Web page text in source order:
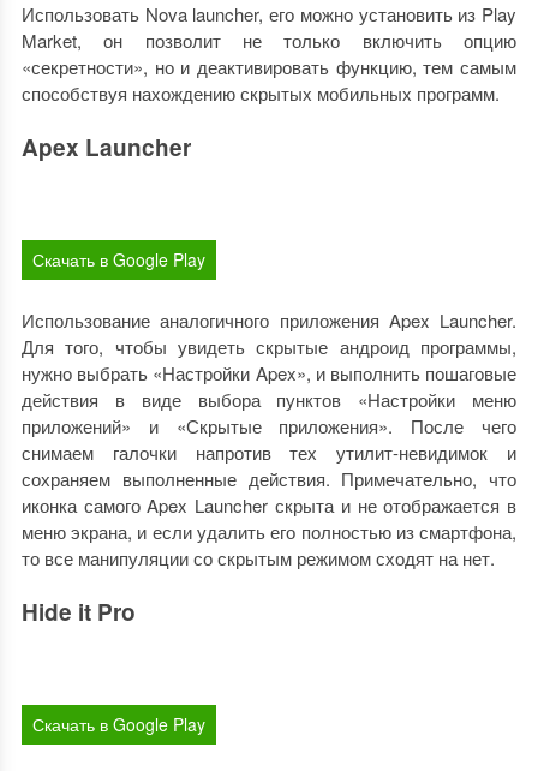
Использовать Nova launcher, его можно установить из Play
Market, он позволит не только включить опцию
«секретности», но и деактивировать функцию, тем самым
способствуя нахождению скрытых мобильных программ.
Apex Launcher
Скачать в Google Play
Использование аналогичного приложения Apex Launcher.
Для того, чтобы увидеть скрытые андроид программы,
нужно выбрать «Настройки Apex», и выполнить пошаговые
действия в виде выбора пунктов «Настройки меню
приложений» и «Скрытые приложения». После чего
снимаем галочки напротив тех утилит-невидимок и
сохраняем выполненные действия. Примечательно, что
иконка самого Apex Launcher скрыта и не отображается в
меню экрана, и если удалить его полностью из смартфона,
то все манипуляции со скрытым режимом сходят на нет.
Hide it Pro
Скачать в Google Play